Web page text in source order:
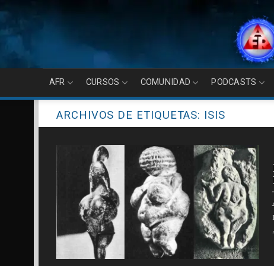
content
AFR CURSOS COMUNIDAD PODCASTS
ARCHIVOS DE ETIQUETAS: ISIS